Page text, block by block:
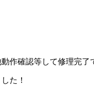
作確認等して修理完了
た！